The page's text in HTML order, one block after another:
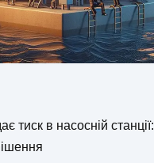
тиск в насосній станції: